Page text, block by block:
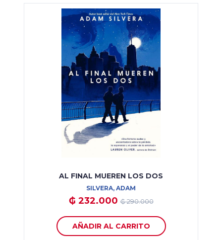
AL FINAL MUEREN LOS DOS
SILVERA, ADAM
₲ 232.000₲ 290.000
AÑADIR AL CARRITO